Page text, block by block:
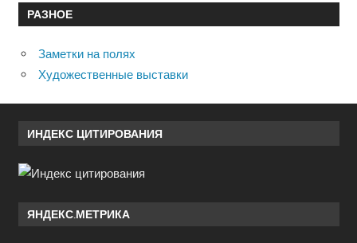
РАЗНОЕ
Заметки на полях
Художественные выставки
ИНДЕКС ЦИТИРОВАНИЯ
ЯНДЕКС.МЕТРИКА